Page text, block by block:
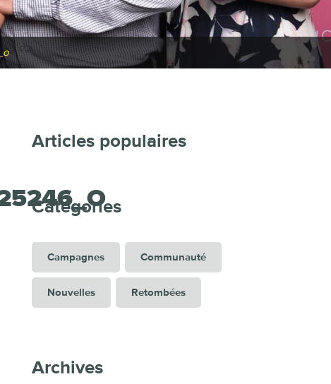
Articles populaires
Catégories
Campagnes Communauté
Nouvelles Retombées
Archives